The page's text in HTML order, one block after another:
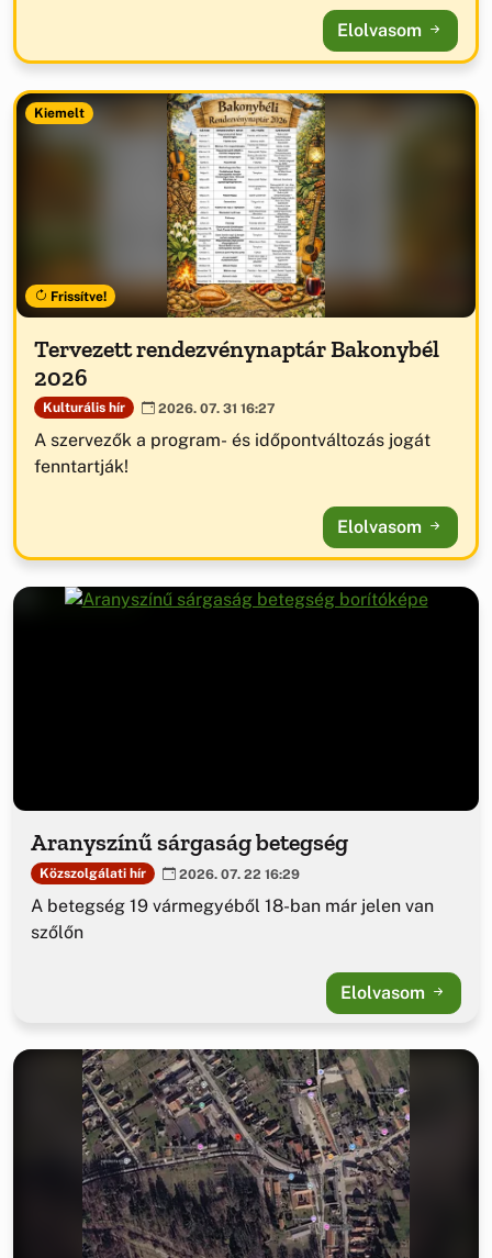
Elolvasom
Kiemelt
Frissítve!
Tervezett rendezvénynaptár Bakonybél
2026
Kulturális hír 2026. 07. 31 16:27
A szervezők a program- és időpontváltozás jogát
fenntartják!
Elolvasom
Aranyszínű sárgaság betegség
Közszolgálati hír 2026. 07. 22 16:29
A betegség 19 vármegyéből 18-ban már jelen van
szőlőn
Elolvasom